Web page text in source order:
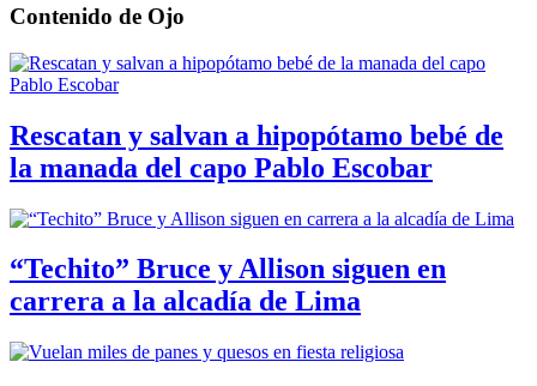
Contenido de Ojo
Rescatan y salvan a hipopótamo bebé de
la manada del capo Pablo Escobar
“Techito” Bruce y Allison siguen en
carrera a la alcadía de Lima